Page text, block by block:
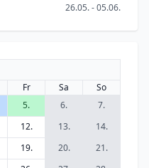
26.05. - 05.06.
Fr Sa
So
5. 6.
7.
12. 13.
14.
19. 20.
21.